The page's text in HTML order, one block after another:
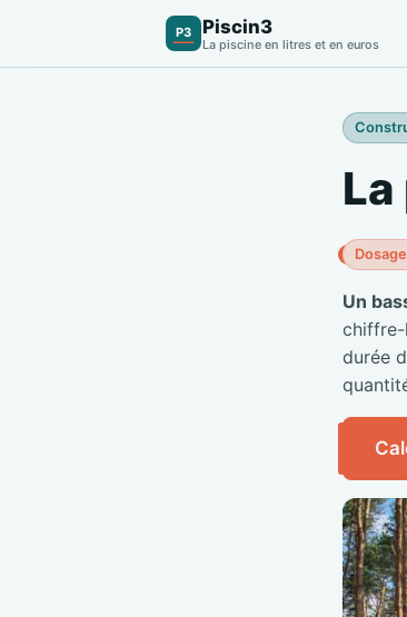
P3 Piscin3
La piscine en litres et en euros
Un
chiffre-
durée